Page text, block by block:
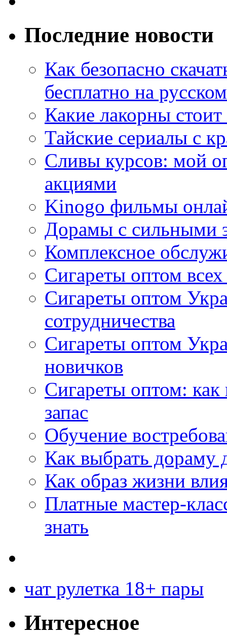
Последние новости
Как безопасно
бесплатно на
Какие лакорны
Тайские сериалы с
Сливы курсов: мой
акциями
Kinogo фильмы
Дорамы с сильными
Комплексное
Сигареты оптом
Сигареты оптом
сотрудничества
Сигареты оптом
новичков
Сигареты оптом:
запас
Обучение
Как выбрать дораму
Как образ жизни
Платные мастер-
знать
чат рулетка 18+ пары
Интересное